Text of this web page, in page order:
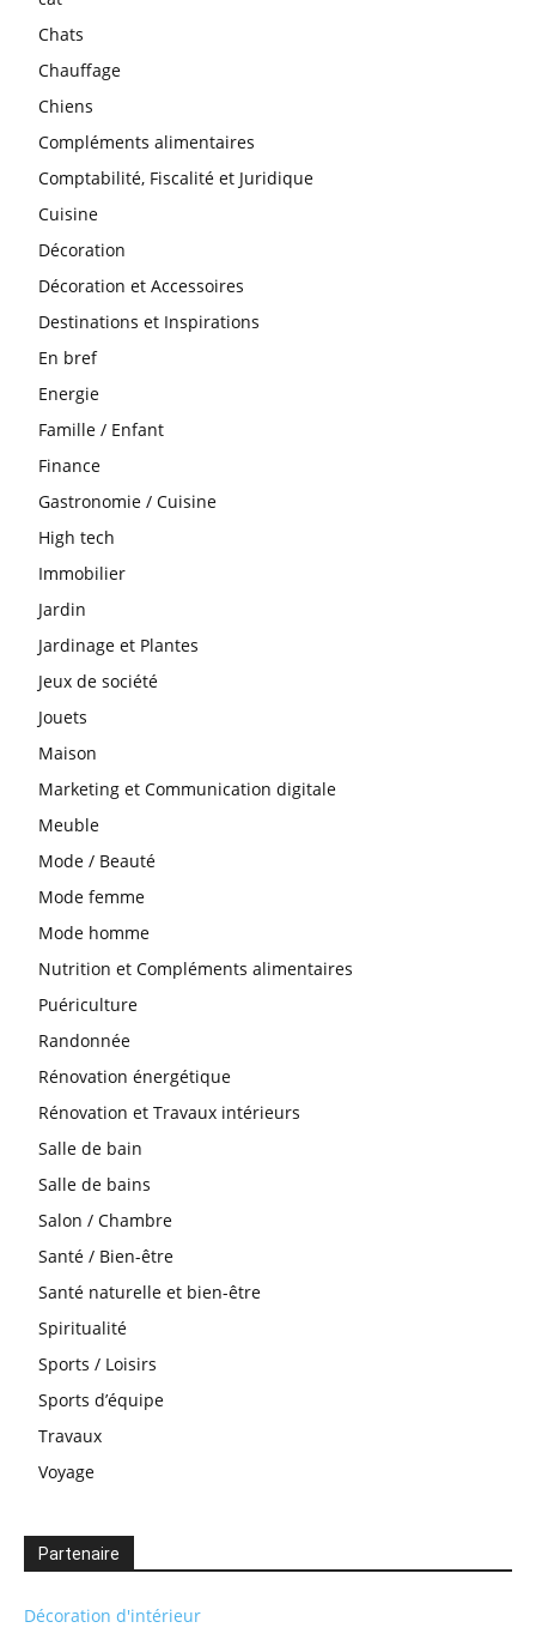
Chats
Chauffage
Chiens
Compléments alimentaires
Comptabilité, Fiscalité et Juridique
Cuisine
Décoration
Décoration et Accessoires
Destinations et Inspirations
En bref
Energie
Famille / Enfant
Finance
Gastronomie / Cuisine
High tech
Immobilier
Jardin
Jardinage et Plantes
Jeux de société
Jouets
Maison
Marketing et Communication digitale
Meuble
Mode / Beauté
Mode femme
Mode homme
Nutrition et Compléments alimentaires
Puériculture
Randonnée
Rénovation énergétique
Rénovation et Travaux intérieurs
Salle de bain
Salle de bains
Salon / Chambre
Santé / Bien-être
Santé naturelle et bien-être
Spiritualité
Sports / Loisirs
Sports d’équipe
Travaux
Voyage
Partenaire
Décoration d'intérieur